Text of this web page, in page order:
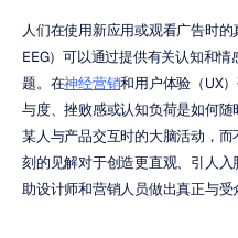
人们在使用新应用或观看广告时
EEG）可以通过提供有关认知和
题。在神经营销和用户体验（UX
与度、挫败感或认知负荷是如何
某人与产品交互时的大脑活动，
刻的见解对于创造更直观、引人
助设计师和营销人员做出真正与受